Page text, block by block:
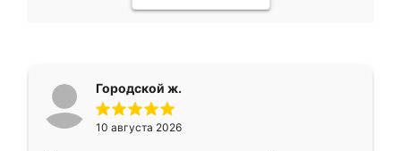
Городской ж.
10 августа 2026